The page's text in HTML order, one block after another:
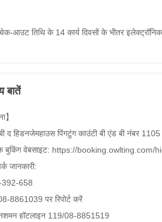
आउट तिथि के 14 कार्य दिवसों के भीतर इलेक्ट्रॉनिक
बातें
】
द हिडनजेमहाउस पिंगटुंग काउंटी बी एंड बी नंबर 1105
बुकिंग वेबसाइट: https://booking.owlting.com/
जानकारी:
392-658
8861039 पर रिपोर्ट करें
हॉटलाइन 119/08-8851519